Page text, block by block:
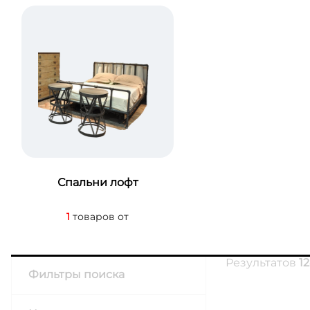
Спальни лофт
1 товаров от
Фильтры поиска
Результатов